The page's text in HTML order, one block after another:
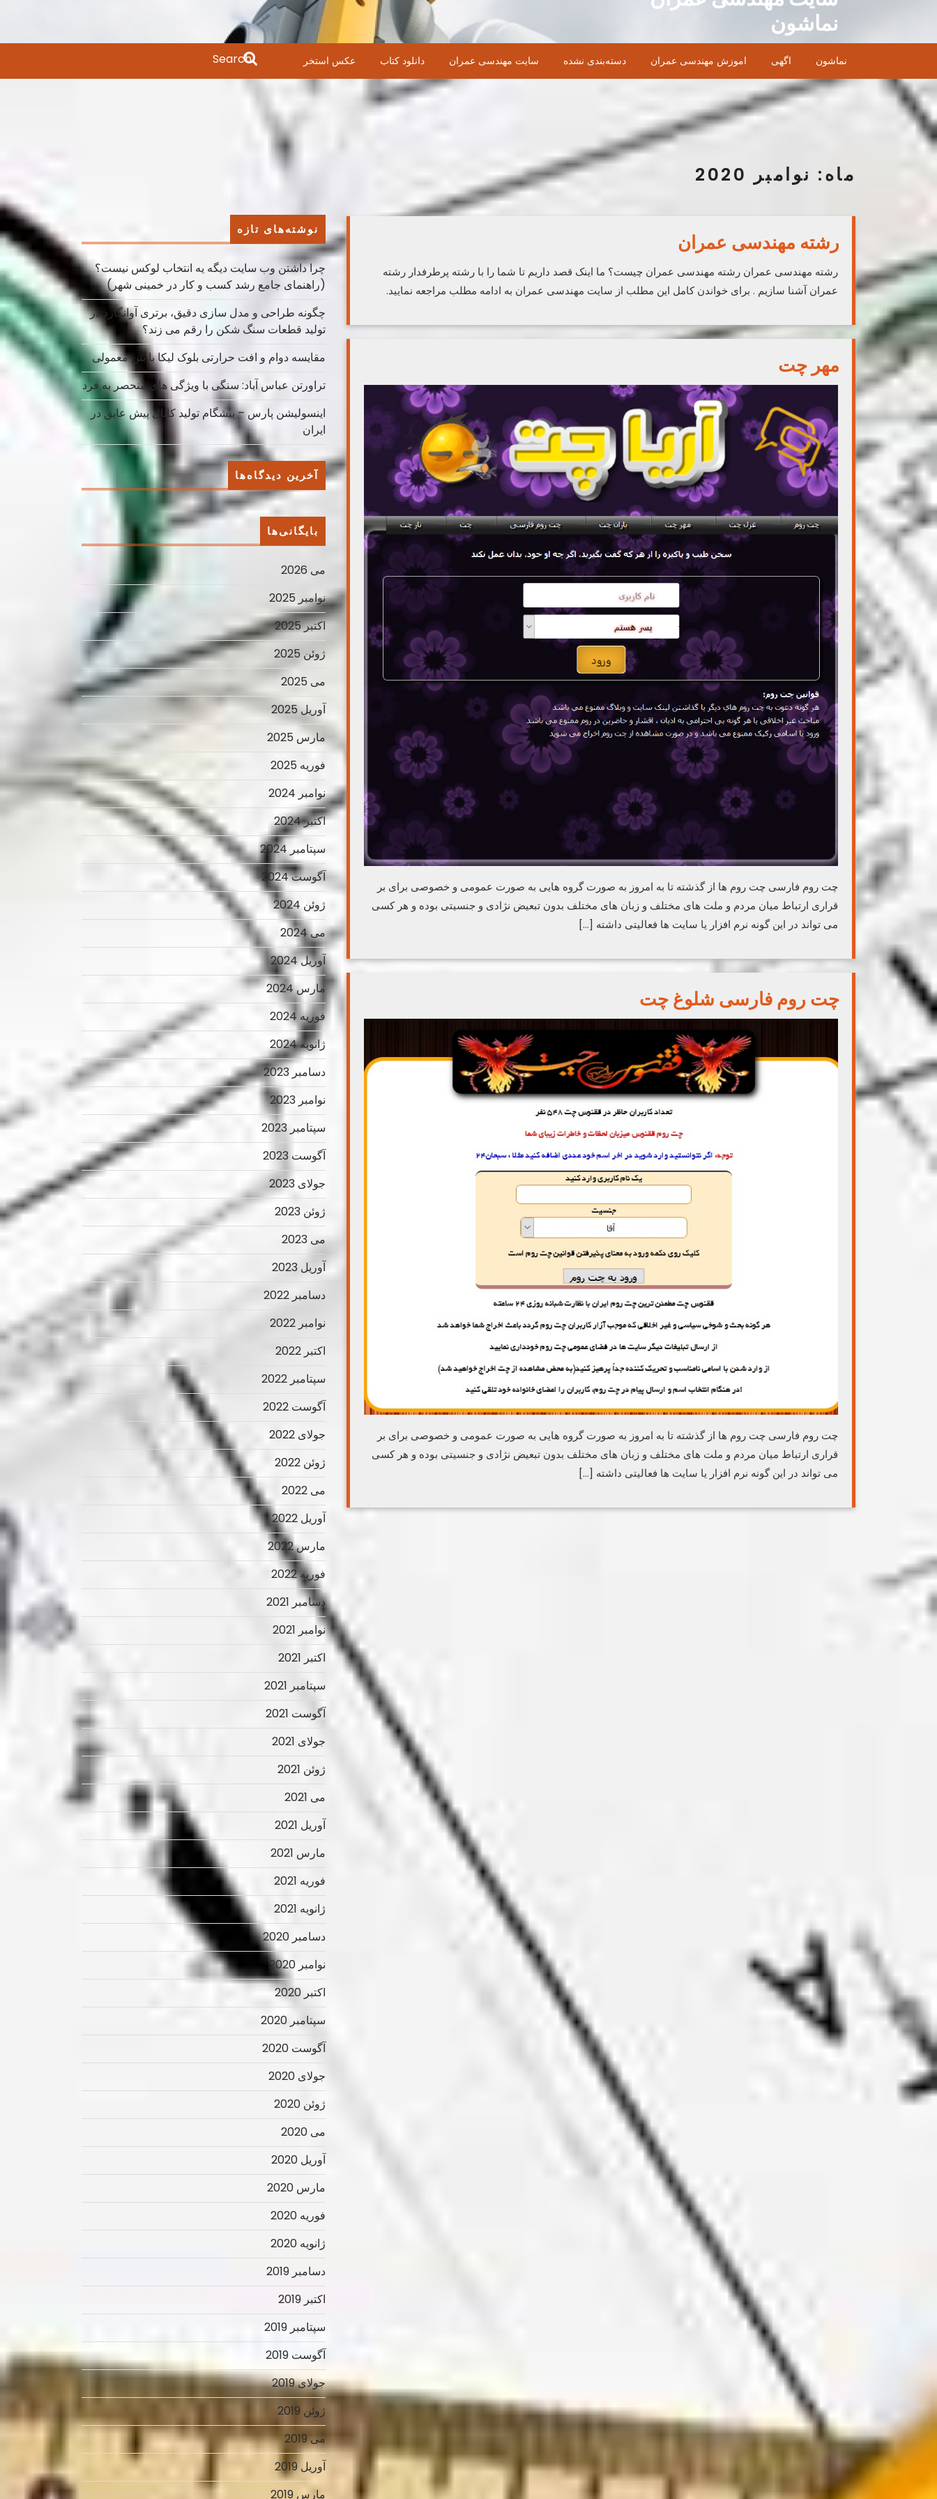
content
نماشون
نماشون اگهی اموزش مهندسی عمران دسته‌بندی نشده سایت مهندسی عمران دانلود کتاب عکس استخر
Search
for:
ماه: نوامبر 2020
رشته مهندسی عمران
رشته مهندسی عمران رشته مهندسی عمران چیست؟ ما اینک قصد داریم تا شما را با رشته پرطرفدار رشته
عمران آشنا سازیم . برای خواندن کامل این مطلب از سایت مهندسی عمران به ادامه مطلب مراجعه نمایید.
مهر چت
چت روم فارسی چت روم ها از گذشته تا به امروز به صورت گروه هایی به صورت عمومی و خصوصی برای بر
قراری ارتباط میان مردم و ملت های مختلف و زبان های مختلف بدون تبعیض نژادی و جنسیتی بوده و هر کسی
می تواند در این گونه نرم افزار یا سایت ها فعالیتی داشته […]
چت روم فارسی شلوغ چت
چت روم فارسی چت روم ها از گذشته تا به امروز به صورت گروه هایی به صورت عمومی و خصوصی برای بر
قراری ارتباط میان مردم و ملت های مختلف و زبان های مختلف بدون تبعیض نژادی و جنسیتی بوده و هر کسی
می تواند در این گونه نرم افزار یا سایت ها فعالیتی داشته […]
نوشته‌های تازه
چرا داشتن وب سایت دیگه یه انتخاب لوکس نیست؟
(راهنمای جامع رشد کسب ‌و کار در خمینی ‌شهر)
چگونه طراحی و مدل سازی دقیق، برتری آوانگارد در
تولید قطعات سنگ شکن را رقم می زند؟
مقایسه دوام و افت حرارتی بلوک لیکا با بتن معمولی
تراورتن عباس آباد: سنگی با ویژگی های منحصر به فرد
اینسولیشن پارس – پیشگام تولید کانال پیش عایق در
ایران
آخرین دیدگاه‌ها
بایگانی‌ها
می 2026
نوامبر 2025
اکتبر 2025
ژوئن 2025
می 2025
آوریل 2025
مارس 2025
فوریه 2025
نوامبر 2024
اکتبر 2024
سپتامبر 2024
آگوست 2024
ژوئن 2024
می 2024
آوریل 2024
مارس 2024
فوریه 2024
ژانویه 2024
دسامبر 2023
نوامبر 2023
سپتامبر 2023
آگوست 2023
جولای 2023
ژوئن 2023
می 2023
آوریل 2023
دسامبر 2022
نوامبر 2022
اکتبر 2022
سپتامبر 2022
آگوست 2022
جولای 2022
ژوئن 2022
می 2022
آوریل 2022
مارس 2022
فوریه 2022
دسامبر 2021
نوامبر 2021
اکتبر 2021
سپتامبر 2021
آگوست 2021
جولای 2021
ژوئن 2021
می 2021
آوریل 2021
مارس 2021
فوریه 2021
ژانویه 2021
دسامبر 2020
نوامبر 2020
اکتبر 2020
سپتامبر 2020
آگوست 2020
جولای 2020
ژوئن 2020
می 2020
آوریل 2020
مارس 2020
فوریه 2020
ژانویه 2020
دسامبر 2019
اکتبر 2019
سپتامبر 2019
آگوست 2019
جولای 2019
ژوئن 2019
می 2019
آوریل 2019
مارس 2019